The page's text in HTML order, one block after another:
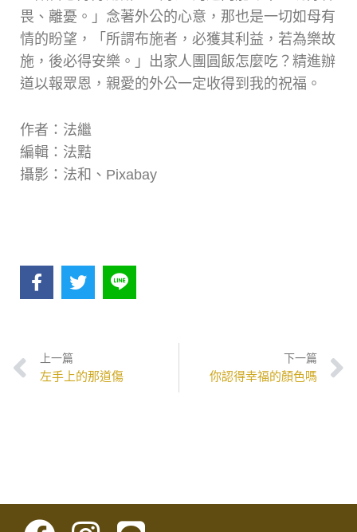
畏、離憂。」念著外公的心意，那也是一切如母有
情的盼望，「所謂布施者，必獲其利益，若為樂故
施，後必得安樂。」出家人團圓飯怎麼吃？精進辦
道以報眾恩，親愛的外公一定收得到我的祝福。
作者：法繼
編輯：法黠
攝影：法和、Pixabay
上一篇
左手上的那道傷
下一篇
你認得幸福的顏色嗎